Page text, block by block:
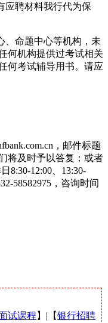
应聘材料我行代为保
、命题中心等机构，未
何机构提供过考试相关
何考试辅导用书。请应
，邮件标题
将及时予以答复；或者
8:30-12:00、13:30-
58582975，咨询时间
试课程 】|【银行招聘